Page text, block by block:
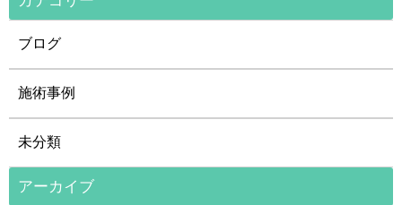
ブログ
施術事例
未分類
アーカイブ